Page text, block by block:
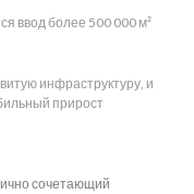
ввод более 500 000 м²
инфраструктуру, и
прирост
сочетающий